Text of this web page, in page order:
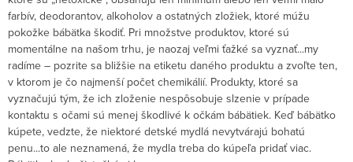
farbív, deodorantov, alkoholov a ostatných zložiek, ktoré múžu
pokožke bábätka škodiť. Pri množstve produktov, ktoré sú
momentálne na našom trhu, je naozaj veľmi ťažké sa vyznať...my
radíme – pozrite sa bližšie na etiketu daného produktu a zvoľte ten,
v ktorom je čo najmenší počet chemikálií. Produkty, ktoré sa
vyznačujú tým, že ich zloženie nespôsobuje slzenie v prípade
kontaktu s očami sú menej škodlivé k očkám bábätiek. Keď bábätko
kúpete, vedzte, že niektoré detské mydlá nevytvárajú bohatú
penu...to ale neznamená, že mydla treba do kúpeľa pridať viac.